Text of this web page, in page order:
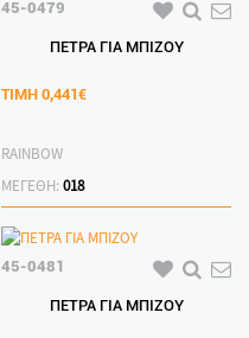
45-0479
ΠΕΤΡΑ ΓΙΑ ΜΠΙΖΟΥ
ΤΙΜΗ 0,441€
RAINBOW
ΜΕΓΕΘΗ: 018
45-0481
ΠΕΤΡΑ ΓΙΑ ΜΠΙΖΟΥ